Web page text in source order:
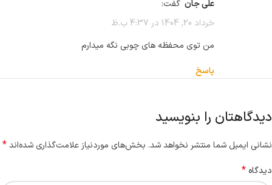
علی جان گفت:
خرداد 20, 1404 در 4:37 ب.ظ
من توی محفظه های چوبی نگه میدارم
پاسخ
دیدگاهتان را بنویسید
نشانی ایمیل شما منتشر نخواهد شد. بخش‌های موردنیاز علامت‌گذاری شده‌اند*
دیدگاه *